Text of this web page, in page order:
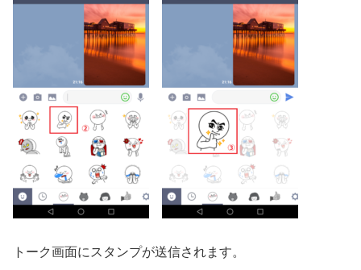
トーク画面にスタンプが送信されます。